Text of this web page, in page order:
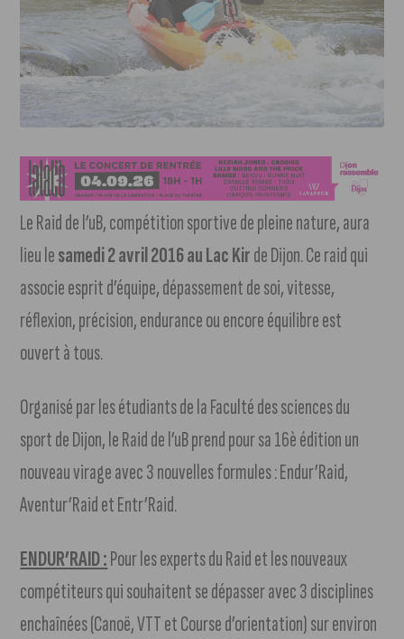
Le Raid de l’uB, compétition sportive de pleine nature, aura
lieu lesamedi 2 avril 2016 au Lac Kirde Dijon. Ce raid qui
associe esprit d’équipe, dépassement de soi, vitesse,
réflexion, précision, endurance ou encore équilibre est
ouvert à tous.
Organisé par les étudiants de la Faculté des sciences du
sport de Dijon, le Raid de l’uB prend pour sa 16è édition un
nouveau virage avec 3 nouvelles formules : Endur’Raid,
Aventur’Raid et Entr’Raid.
ENDUR’RAID :Pour les experts du Raid et les nouveaux
compétiteurs qui souhaitent se dépasser avec 3 disciplines
enchaînées (Canoë, VTT et Course d’orientation) sur environ